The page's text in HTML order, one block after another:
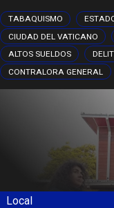
TABAQUISMO
CIUDAD DEL VATICANO
ALTOS SUELDOS
CONTRALORA GENERAL
Local